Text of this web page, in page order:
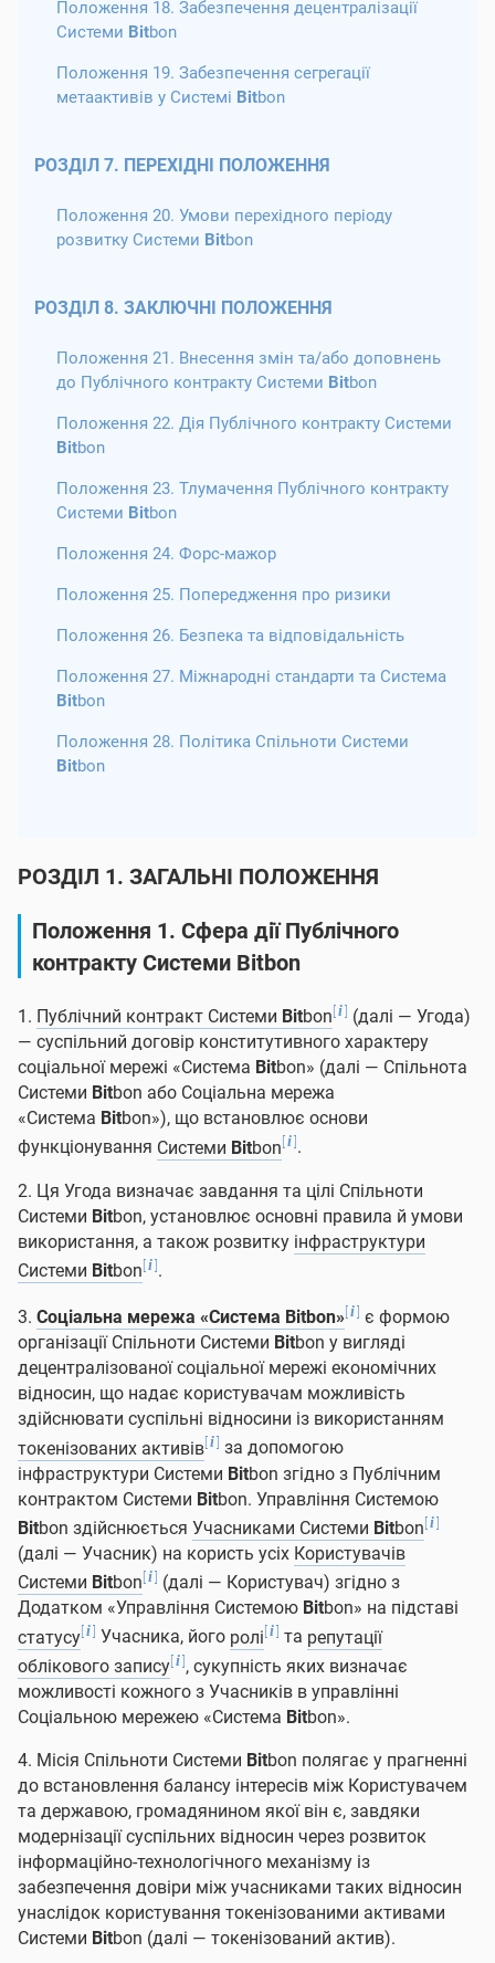
Положення 18. Забезпечення децентралізації
Системи Bitbon
Положення 19. Забезпечення сегрегації
метаактивів у Системі Bitbon
РОЗДІЛ 7. ПЕРЕХІДНІ ПОЛОЖЕННЯ
Положення 20. Умови перехідного періоду
розвитку Системи Bitbon
РОЗДІЛ 8. ЗАКЛЮЧНІ ПОЛОЖЕННЯ
Положення 21. Внесення змін та/або доповнень
до Публічного контракту Системи Bitbon
Положення 22. Дія Публічного контракту Системи
Bitbon
Положення 23. Тлумачення Публічного контракту
Системи Bitbon
Положення 24. Форс-мажор
Положення 25. Попередження про ризики
Положення 26. Безпека та відповідальність
Положення 27. Міжнародні стандарти та Система
Bitbon
Положення 28. Політика Спільноти Системи
Bitbon
РОЗДІЛ 1. ЗАГАЛЬНІ ПОЛОЖЕННЯ
Положення 1. Сфера дії Публічного
контракту Системи Bitbon
1. Публічний контракт Системи Bitbon[i] (далі — Угода)
— суспільний договір конститутивного характеру
соціальної мережі «Система Bitbon» (далі — Спільнота
Системи Bitbon або Соціальна мережа
«Система Bitbon»), що встановлює основи
функціонування Системи Bitbon[i].
2. Ця Угода визначає завдання та цілі Спільноти
Системи Bitbon, установлює основні правила й умови
використання, а також розвитку інфраструктури
Системи Bitbon[i].
3. Соціальна мережа «Система Bitbon»[i] є формою
організації Спільноти Системи Bitbon у вигляді
децентралізованої соціальної мережі економічних
відносин, що надає користувачам можливість
здійснювати суспільні відносини із використанням
токенізованих активів[i] за допомогою
інфраструктури Системи Bitbon згідно з Публічним
контрактом Системи Bitbon. Управління Системою
Bitbon здійснюється Учасниками Системи Bitbon[i]
(далі — Учасник) на користь усіх Користувачів
Системи Bitbon[i] (далі — Користувач) згідно з
Додатком «Управління Системою Bitbon» на підставі
статусу[i] Учасника, його ролі[i] та репутації
облікового запису[i], сукупність яких визначає
можливості кожного з Учасників в управлінні
Соціальною мережею «Система Bitbon».
4. Місія Спільноти Системи Bitbon полягає у прагненні
до встановлення балансу інтересів між Користувачем
та державою, громадянином якої він є, завдяки
модернізації суспільних відносин через розвиток
інформаційно-технологічного механізму із
забезпечення довіри між учасниками таких відносин
унаслідок користування токенізованими активами
Системи Bitbon (далі — токенізований актив).